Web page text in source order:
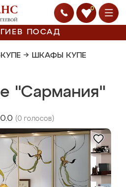
0
ПОСАД
→ ШКАФЫ КУПЕ
"Сармания"
0.0 (0 голосов)